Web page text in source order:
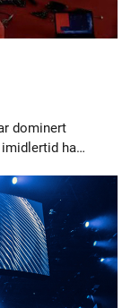
dominert
ha
og